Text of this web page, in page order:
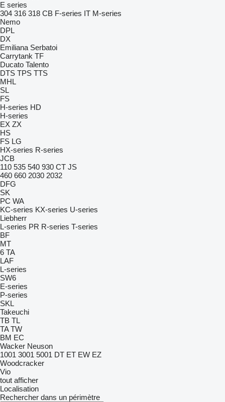
E series
304 316 318 CB F-series IT M-series
Nemo
DPL
DX
Emiliana Serbatoi
Carrytank TF
Ducato Talento
DTS TPS TTS
MHL
SL
FS
H-series HD
H-series
EX ZX
HS
FS LG
HX-series R-series
JCB
110 535 540 930 CT JS
460 660 2030 2032
DFG
SK
PC WA
KC-series KX-series U-series
Liebherr
L-series PR R-series T-series
BF
MT
6 TA
LAF
L-series
SW6
E-series
P-series
SKL
Takeuchi
TB TL
TA TW
BM EC
Wacker Neuson
1001 3001 5001 DT ET EW EZ
Woodcracker
Vio
tout afficher
Localisation
Rechercher dans un périmètre